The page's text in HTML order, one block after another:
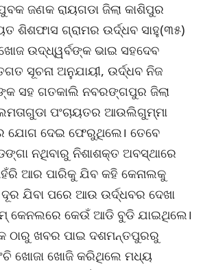
ଜଣକ ରାୟଗଡା ଜିଲା କାଶିପୁର
ଶିଶଫାସ ଗ୍ରାମର ଉର୍ଦ୍ଧବ ସାହୁ(୩୫)
ଉଦ୍ଧ୍ୱର୍ବଙ୍କ ଭାଇ ସହଦେବ
ସୂଚନା ଅନୁଯାୟୀ, ଉର୍ଦ୍ଧବ ନିଜ
ସହ ଗତକାଲି ନବରଙ୍ଗପୁର ଜିଲା
ପଂଚାୟତର ଆଉଲିଗୁମ୍ମା
ଯୋଗ ଦେଇ ଫେରୁଥିଲେ। ତେବେ
ନଥିବାରୁ ନିଶାଶକ୍ତ ଅବସ୍ଥାରେ
ଆର ପାରିକୁ ଯିବ କହି କେନାଲକୁ
ଯିବା ପରେ ଆଉ ଉର୍ଦ୍ଧବର ଦେଖା
କେନଲରେ କେଉଁ ଆଡି ବୁଡି ଯାଇଥିଲେ।
ଠାରୁ ଖବର ପାଇ ଦଶମନ୍ତପୁରରୁ
ଖୋଜା ଖୋଜି କରିଥିଲେ ମଧ୍ୟ